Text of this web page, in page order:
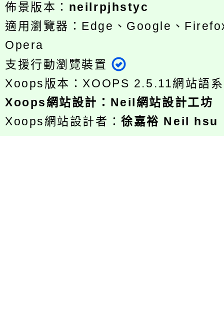
佈景版本： neilrpjhstyc
適用瀏覽器：Edge、Google、
Opera
支援行動瀏覽裝置
Xoops版本： XOOPS 2.5.11網站語
Xoops網站設計 ： Neil網站設計工坊
Xoops網站設計者：徐嘉裕 Neil hsu